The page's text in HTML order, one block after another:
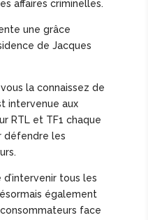
affaires criminelles.
une grâce
de Jacques
la connaissez de
intervenue aux
RTL et TF1 chaque
défendre les
tous les
également
face